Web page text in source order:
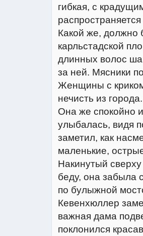
гибкая, с
Какой же, должно
карльстадской
длинных волос
за ней. Мясники
Женщины с
нечисть из города.
Она же спокойно
улыбалась, видя
заметил, как
маленькие,
Накинутый
беду, она забыла
по булыжной
Кевенхюллер
важная дама
поклонился